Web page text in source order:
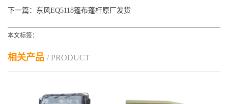
下一篇： 东风EQ5118篷布蓬杆原厂发货
本文标签：
相关产品 / PRODUCT